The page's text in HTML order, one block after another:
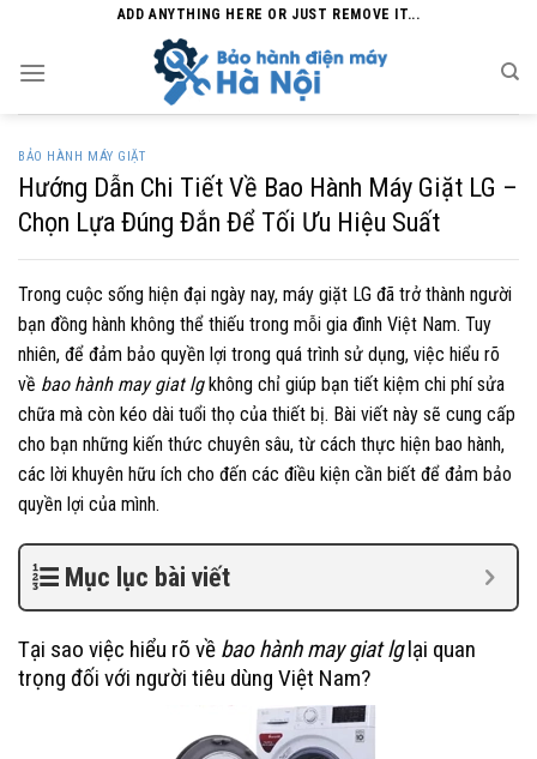
content
ADD ANYTHING HERE OR JUST REMOVE IT...
BẢO HÀNH MÁY GIẶT
Hướng Dẫn Chi Tiết Về Bao Hành Máy Giặt LG –
Chọn Lựa Đúng Đắn Để Tối Ưu Hiệu Suất
Trong cuộc sống hiện đại ngày nay, máy giặt LG đã trở thành người
bạn đồng hành không thể thiếu trong mỗi gia đình Việt Nam. Tuy
nhiên, để đảm bảo quyền lợi trong quá trình sử dụng, việc hiểu rõ
về bao hành may giat lgkhông chỉ giúp bạn tiết kiệm chi phí sửa
chữa mà còn kéo dài tuổi thọ của thiết bị. Bài viết này sẽ cung cấp
cho bạn những kiến thức chuyên sâu, từ cách thực hiện bao hành,
các lời khuyên hữu ích cho đến các điều kiện cần biết để đảm bảo
quyền lợi của mình.
Mục lục bài viết
Tại sao việc hiểu rõ về bao hành may giat lglại quan
trọng đối với người tiêu dùng Việt Nam?